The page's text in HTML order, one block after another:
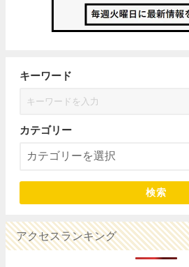
キーワード
カテゴリー
検索
アクセスランキング